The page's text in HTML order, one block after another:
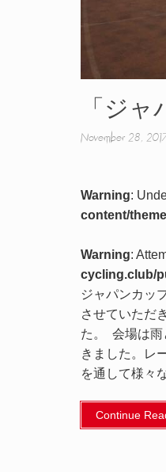
「ジ
November 28,
Warning:
content/
Warning:
cycling.club/
ジャパンカッ
させていただ
た。 会場は雨
きました。レ
を通して様々
Continue